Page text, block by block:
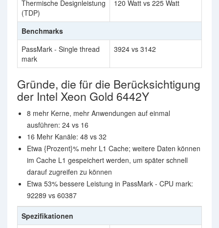
Thermische Designleistung
(TDP)
120 Watt vs 225 Watt
Benchmarks
PassMark - Single thread
mark
3924 vs 3142
Gründe, die für die Berücksichtigung
der Intel Xeon Gold 6442Y
8 mehr Kerne, mehr Anwendungen auf einmal
ausführen: 24 vs 16
16 Mehr Kanäle: 48 vs 32
Etwa {Prozent}% mehr L1 Cache; weitere Daten können
im Cache L1 gespeichert werden, um später schnell
darauf zugreifen zu können
Etwa 53% bessere Leistung in PassMark - CPU mark:
92289 vs 60387
Spezifikationen